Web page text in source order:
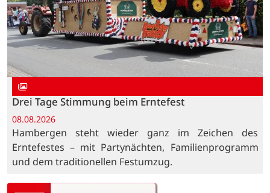
Drei Tage Stimmung beim Erntefest
08.08.2026
Hambergen steht wieder ganz im Zeichen des
Erntefestes – mit Partynächten, Familienprogramm
und dem traditionellen Festumzug.